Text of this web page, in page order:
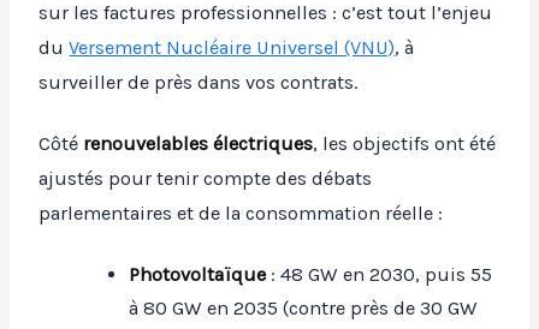
sur les factures professionnelles : c’est tout l’enjeu
duVersement Nucléaire Universel (VNU), à
surveiller de près dans vos contrats.
Côté renouvelables électriques, les objectifs ont été
ajustés pour tenir compte des débats
parlementaires et de la consommation réelle :
Photovoltaïque : 48 GW en 2030, puis 55
à 80 GW en 2035 (contre près de 30 GW